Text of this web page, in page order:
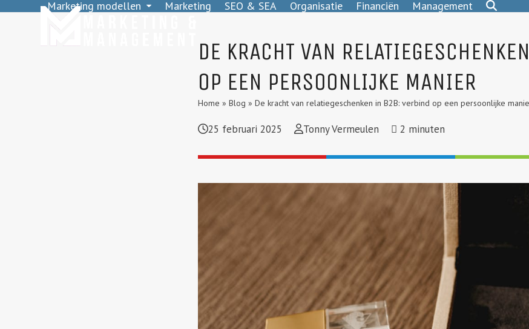
Marketing modellen Marketing SEO & SEA Organisatie Financiën Management
DE KRACHT VAN
OP EEN PERSOONLIJKE MANIER
Home »Blog »De kracht van relatiegeschenken in B2B: verbind op een persoonlijke
25 februari 2025 Tonny Vermeulen 2 minuten